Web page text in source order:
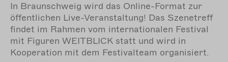
In Braunschweig wird das Online-Format zur
öffentlichen Live-Veranstaltung! Das Szenetreff
findet im Rahmen vom internationalen Festival
mit Figuren WEITBLICK statt und wird in
Kooperation mit dem Festivalteam organisiert.